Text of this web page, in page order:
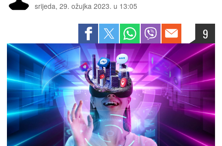
srijeda, 29. ožujka 2023. u 13:05
9